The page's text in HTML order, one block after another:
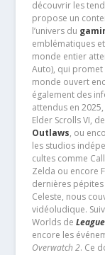
découvrir les
propose un
l’univers du
emblématiques
monde entier
Auto), qui promet
monde ouvert
également des
attendus en
Elder Scrolls VI,
Outlaws, ou
les studios
cultes comme
Zelda ou encore
dernières
Celeste, nous
vidéoludique.
Worlds de
encore les
Overwatch 2. Ce